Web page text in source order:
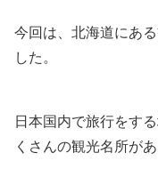
今回は、北海道にあ
した。
日本国内で旅行をす
くさんの観光名所があ